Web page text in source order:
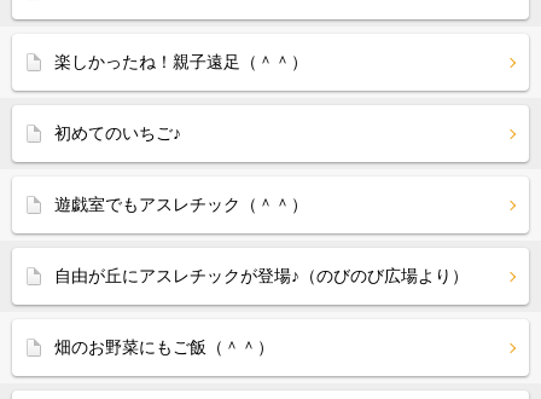
楽しかったね！親子遠足（＾＾）
初めてのいちご♪
遊戯室でもアスレチック（＾＾）
自由が丘にアスレチックが登場♪（のびのび広場より）
畑のお野菜にもご飯（＾＾）